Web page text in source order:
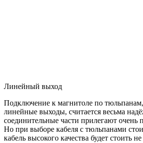
Линейный выход
Подключение к магнитоле по
линейные выходы, считается весьма
соединительные части прилегают очень
Но при выборе кабеля с тюльпанами
кабель высокого качества будет стоить